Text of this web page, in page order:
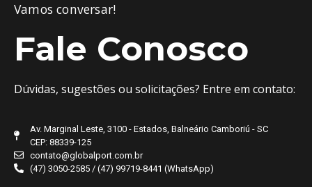
Vamos conversar!
Fale Conosco
Dúvidas, sugestões ou solicitações? Entre em contato:
Av. Marginal Leste, 3100 - Estados, Balneário Camboriú - SC
CEP: 88339-125
contato@globalport.com.br
(47) 3050-2585 / (47) 99719-8441 (WhatsApp)